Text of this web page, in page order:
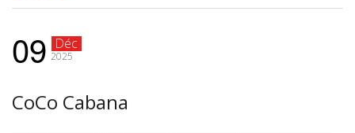
09 Déc
2025
CoCo Cabana